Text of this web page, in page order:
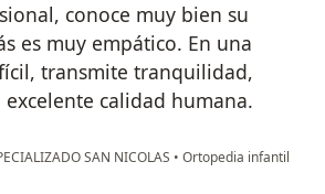
conoce muy bien su
es muy empático. En una
transmite tranquilidad,
calidad humana.
SAN NICOLAS • Ortopedia infantil
Valdiviezo